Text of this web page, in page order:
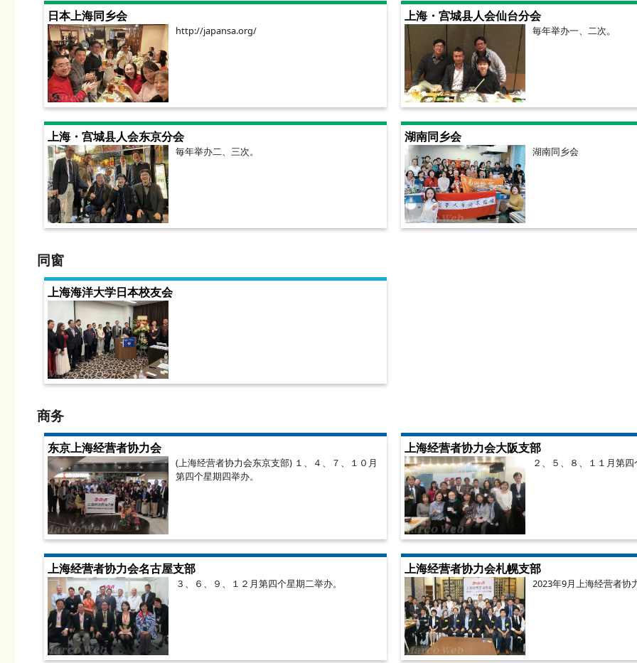
日本上海同乡会
http://japansa.org/
上海・宫城县人会仙台分会
毎年举办一、二次。
上海・宫城县人会东京分会
毎年举办二、三次。
湖南同乡会
湖南同乡会
同窗
上海海洋大学日本校友会
商务
东京上海经营者协力会
(上海经营者协力会东京支部) １、４、７、１０月
第四个星期四举办。
上海经营者协力会大阪支部
２、５、８、１１月第
上海经营者协力会名古屋支部
３、６、９、１２月第四个星期二举办。
上海经营者协力会札幌支部
2023年9月上海经营者协